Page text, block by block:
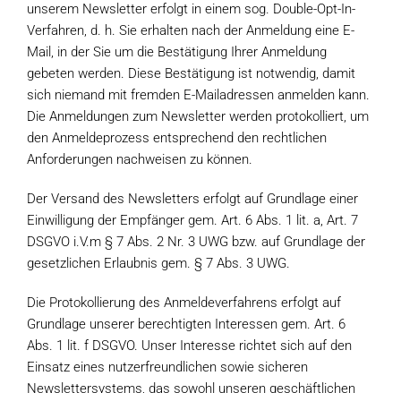
unserem Newsletter erfolgt in einem sog. Double-Opt-In-
Verfahren, d. h. Sie erhalten nach der Anmeldung eine E-
Mail, in der Sie um die Bestätigung Ihrer Anmeldung
gebeten werden. Diese Bestätigung ist notwendig, damit
sich niemand mit fremden E-Mailadressen anmelden kann.
Die Anmeldungen zum Newsletter werden protokolliert, um
den Anmeldeprozess entsprechend den rechtlichen
Anforderungen nachweisen zu können.
Der Versand des Newsletters erfolgt auf Grundlage einer
Einwilligung der Empfänger gem. Art. 6 Abs. 1 lit. a, Art. 7
DSGVO i.V.m § 7 Abs. 2 Nr. 3 UWG bzw. auf Grundlage der
gesetzlichen Erlaubnis gem. § 7 Abs. 3 UWG.
Die Protokollierung des Anmeldeverfahrens erfolgt auf
Grundlage unserer berechtigten Interessen gem. Art. 6
Abs. 1 lit. f DSGVO. Unser Interesse richtet sich auf den
Einsatz eines nutzerfreundlichen sowie sicheren
Newslettersystems, das sowohl unseren geschäftlichen